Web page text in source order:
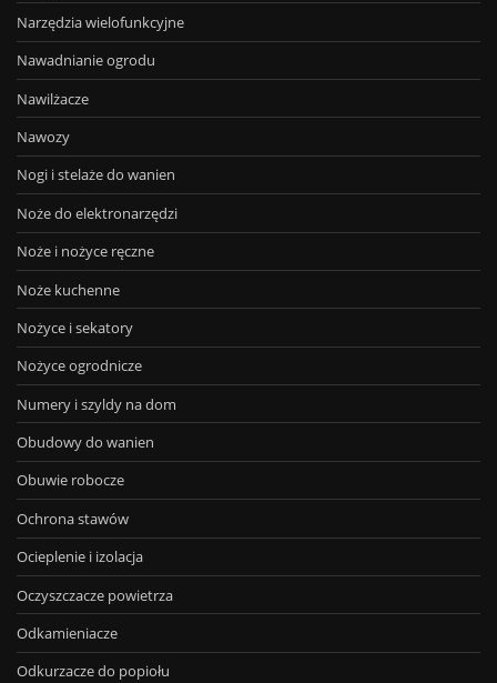
Narzędzia wielofunkcyjne
Nawadnianie ogrodu
Nawilżacze
Nawozy
Nogi i stelaże do wanien
Noże do elektronarzędzi
Noże i nożyce ręczne
Noże kuchenne
Nożyce i sekatory
Nożyce ogrodnicze
Numery i szyldy na dom
Obudowy do wanien
Obuwie robocze
Ochrona stawów
Ocieplenie i izolacja
Oczyszczacze powietrza
Odkamieniacze
Odkurzacze do popiołu